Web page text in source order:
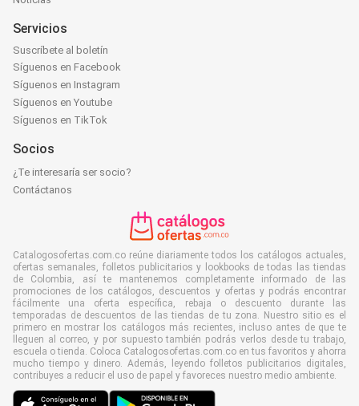
Servicios
Suscríbete al boletín
Síguenos en Facebook
Síguenos en Instagram
Síguenos en Youtube
Síguenos en TikTok
Socios
¿Te interesaría ser socio?
Contáctanos
Catalogosofertas.com.co reúne diariamente todos los catálogos actuales,
ofertas semanales, folletos publicitarios y lookbooks de todas las tiendas
de Colombia, así te mantenemos completamente informado de las
promociones de los catálogos, descuentos y ofertas y podrás encontrar
fácilmente una oferta específica, rebaja o descuento durante las
temporadas de descuentos de las tiendas de tu zona. Nuestro sitio es el
primero en mostrar los catálogos más recientes, incluso antes de que te
lleguen al correo, y por supuesto también podrás verlos desde tu trabajo,
escuela o tienda. Coloca Catalogosofertas.com.co en tus favoritos y ahorra
mucho tiempo y dinero. Además, leyendo folletos publicitarios digitales,
contribuyes a reducir el uso de papel y favoreces nuestro medio ambiente.